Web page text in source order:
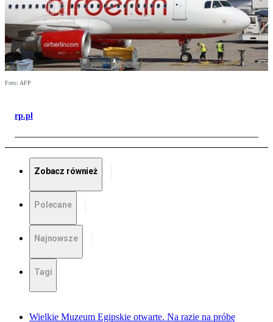
Foto: AFP
rp.pl
Zobacz również
Polecane
Najnowsze
Tagi
Wielkie Muzeum Egipskie otwarte. Na razie na próbę